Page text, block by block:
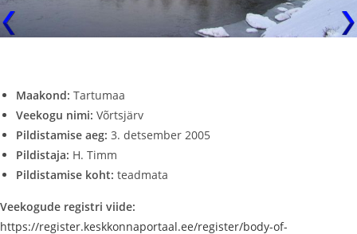
Maakond: Tartumaa
Veekogu nimi: Võrtsjärv
Pildistamise aeg: 3. detsember 2005
Pildistaja: H. Timm
Pildistamise koht: teadmata
Veekogude registri viide:
https://register.keskkonnaportaal.ee/register/body-of-